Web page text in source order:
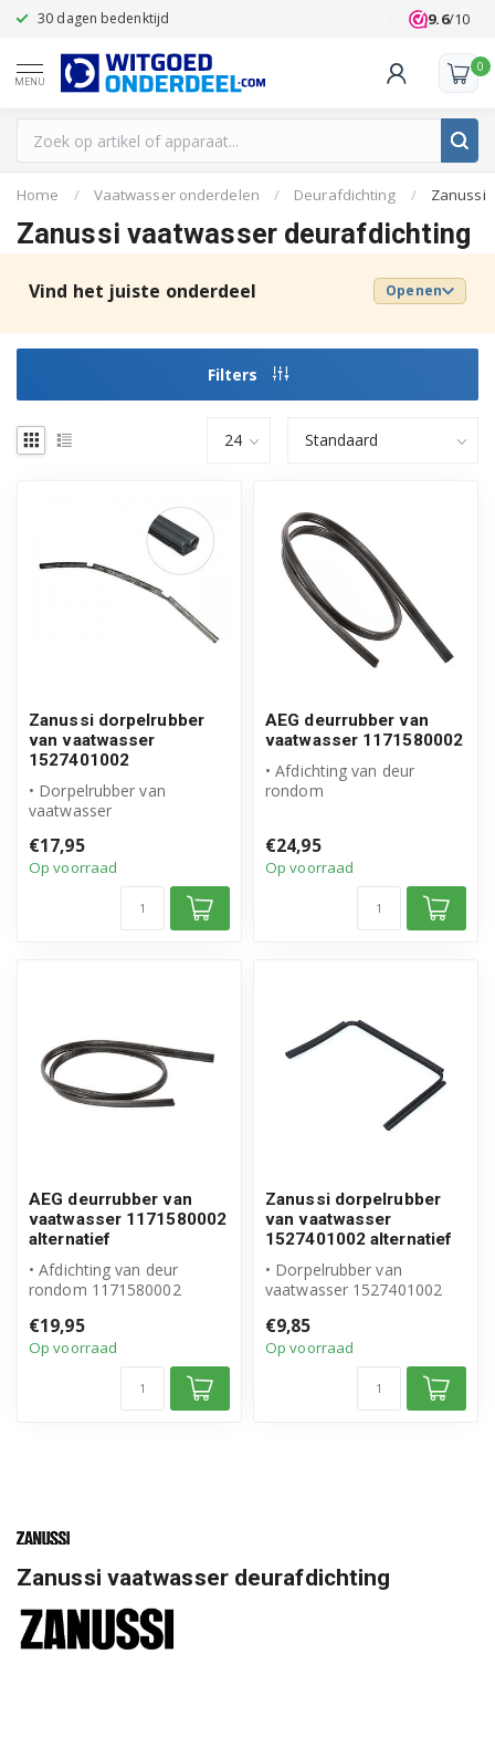
30 dagen bedenktijd Klanten
9.6/10
MENU
0
Home / Vaatwasser onderdelen / Deurafdichting / Zanussi
Zanussi vaatwasser deurafdichting
Vind het juiste onderdeel Openen
Filters
Zanussi dorpelrubber
van vaatwasser
1527401002
• Dorpelrubber van
vaatwasser
• Artikelnummer: 152...
€17,95
Op voorraad
AEG deurrubber van
vaatwasser 1171580002
• Afdichting van deur
rondom
11715800...
€24,95
Op voorraad
AEG deurrubber van
vaatwasser 1171580002
alternatief
• Afdichting van deur
rondom 1171580002
voor originee...
€19,95
Op voorraad
Zanussi dorpelrubber
van vaatwasser
1527401002 alternatief
• Dorpelrubber van
vaatwasser 1527401002
voor origine...
€9,85
Op voorraad
Zanussi vaatwasser deurafdichting